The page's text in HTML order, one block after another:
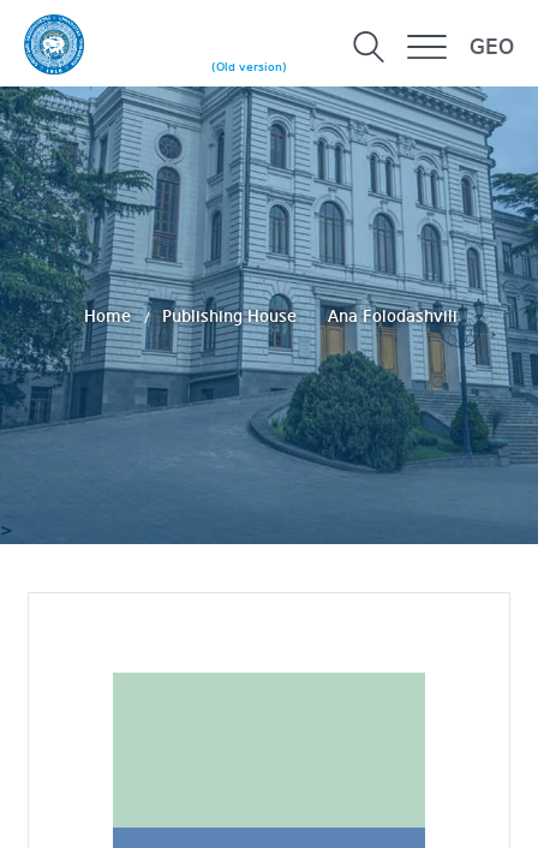
(Old version)
GEO
>
Home Publishing House Ana Folodashvili